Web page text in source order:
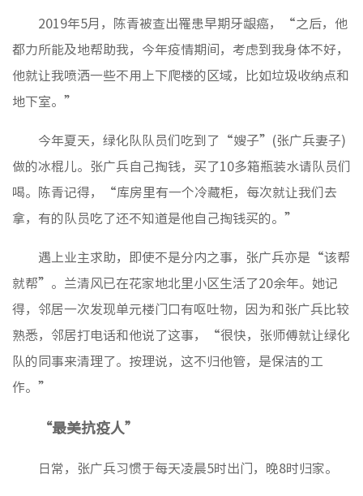
2019年5月，陈青被查出罹患早期牙龈癌，“之后，他
都力所能及地帮助我，今年疫情期间，考虑到我身体不好，
他就让我喷洒一些不用上下爬楼的区域，比如垃圾收纳点和
地下室。”
今年夏天，绿化队队员们吃到了“嫂子”(张广兵妻子)
做的冰棍儿。张广兵自己掏钱，买了10多箱瓶装水请队员们
喝。陈青记得，“库房里有一个冷藏柜，每次就让我们去
拿，有的队员吃了还不知道是他自己掏钱买的。”
遇上业主求助，即使不是分内之事，张广兵亦是“该帮
就帮”。兰清风已在花家地北里小区生活了20余年。她记
得，邻居一次发现单元楼门口有呕吐物，因为和张广兵比较
熟悉，邻居打电话和他说了这事，“很快，张师傅就让绿化
队的同事来清理了。按理说，这不归他管，是保洁的工
作。”
“最美抗疫人”
日常，张广兵习惯于每天凌晨5时出门，晚8时归家。